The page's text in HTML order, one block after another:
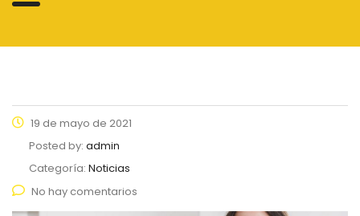
19 de mayo de 2021
Posted by: admin
Categoría: Noticias
No hay comentarios